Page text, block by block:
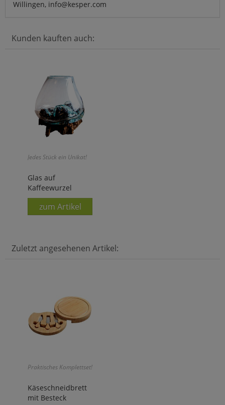
Willingen, info@kesper.com
Kunden kauften auch:
Jedes Stück ein Unikat!
Glas auf
Kaffeewurzel
zum Artikel
Zuletzt angesehenen Artikel:
Praktisches Komplettset!
Käseschneidbrett
mit Besteck